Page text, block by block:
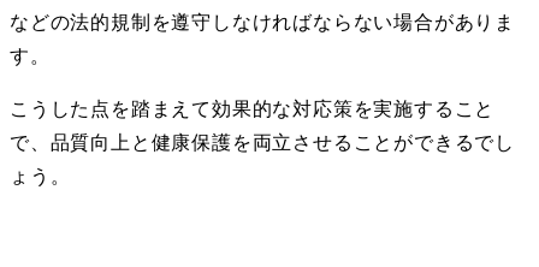
などの法的規制を遵守しなければならない場合がありま
す。
こうした点を踏まえて効果的な対応策を実施すること
で、品質向上と健康保護を両立させることができるでし
ょう。